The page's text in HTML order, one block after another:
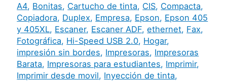
A4, Bonitas, Cartucho de tinta, CIS, Compacta,
Copiadora, Duplex, Empresa, Epson, Epson 405
y 405XL, Escaner, Escaner ADF,ethernet, Fax,
Fotográfica, Hi-Speed USB 2.0, Hogar,
impresión sin bordes, Impresoras, Impresoras
Barata, Impresoras para estudiantes, Imprimir,
Imprimir desde movil, Inyección de tinta,